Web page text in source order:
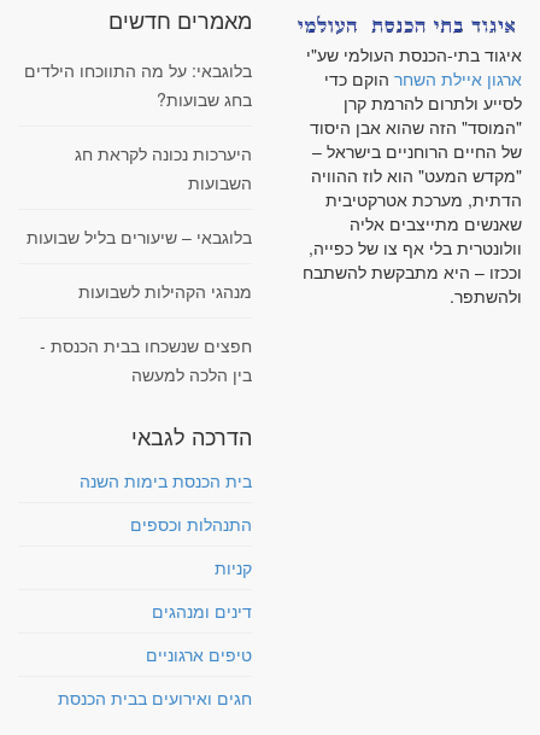
איגוד בתי-הכנסת העולמי שע"י
ארגון איילת השחר הוקם כדי
לסייע ולתרום להרמת קרן
"המוסד" הזה שהוא אבן היסוד
של החיים הרוחניים בישראל –
"מקדש המעט" הוא לוז ההוויה
הדתית, מערכת אטרקטיבית
שאנשים מתייצבים אליה
וולונטרית בלי אף צו של כפייה,
וככזו – היא מתבקשת להשתבח
ולהשתפר.
מאמרים חדשים
בלוגבאי: על מה התווכחו הילדים
בחג שבועות?
היערכות נכונה לקראת חג
השבועות
בלוגבאי – שיעורים בליל שבועות
מנהגי הקהילות לשבועות
חפצים שנשכחו בבית הכנסת -
בין הלכה למעשה
הדרכה לגבאי
בית הכנסת בימות השנה
התנהלות וכספים
קניות
דינים ומנהגים
טיפים ארגוניים
חגים ואירועים בבית הכנסת